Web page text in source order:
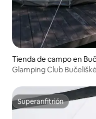
Tienda de campo en
Glamping Club
Superanfitrión
Superanfitrión